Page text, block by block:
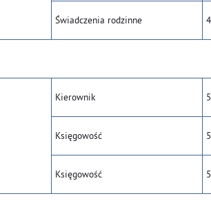
Świadczenia rodzinne
Kierownik
Księgowość
Księgowość